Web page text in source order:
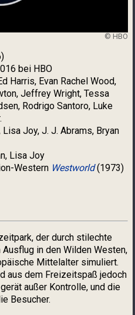
© HBO
bei HBO
Harris, Evan Rachel Wood,
Jeffrey Wright, Tessa
Rodrigo Santoro, Luke
Lisa Joy, J. J. Abrams, Bryan
Lisa Joy
Western Westworld(1973)
der durch stilechte
in den Wilden Westen,
Mittelalter simuliert.
aus dem Freizeitspaß jedoch
außer Kontrolle, und die
Besucher.